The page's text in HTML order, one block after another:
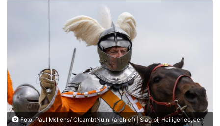
Foto: Paul Mellens/ OldambtNu.nl (archief) | Slag bij Heiligerlee, een